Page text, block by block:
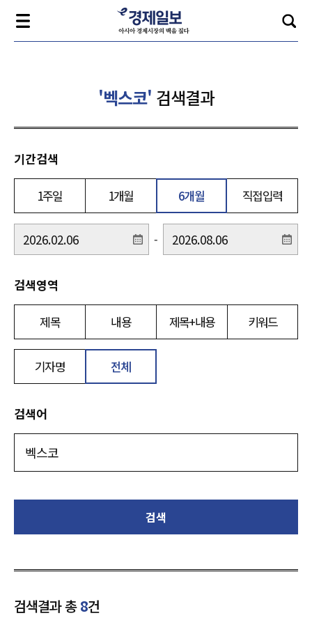
'벡스코' 검색결과
기간검색
1주일 1개월 6개월 직접입력
-
검색영역
제목 내용 제목+내용 키워드
기자명 전체
검색어
검색
검색결과 총8건